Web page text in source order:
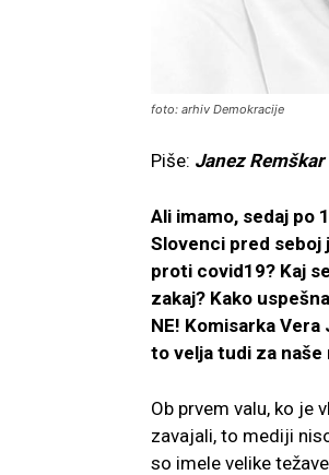
foto: arhiv Demokracije
Piše: Janez Remškar
Ali imamo, sedaj po
Slovenci pred seboj
proti covid19? Kaj
zakaj? Kako
NE! Komisarka
to velja tudi za naše
Ob prvem valu, ko je
zavajali, to mediji
so imele velike